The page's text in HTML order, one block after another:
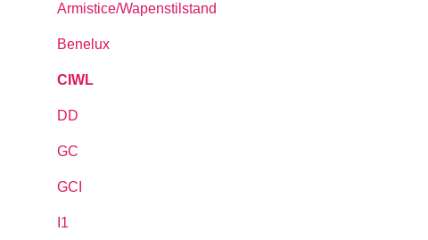
Armistice/Wapenstilstand
Benelux
CIWL
DD
GC
GCI
I1